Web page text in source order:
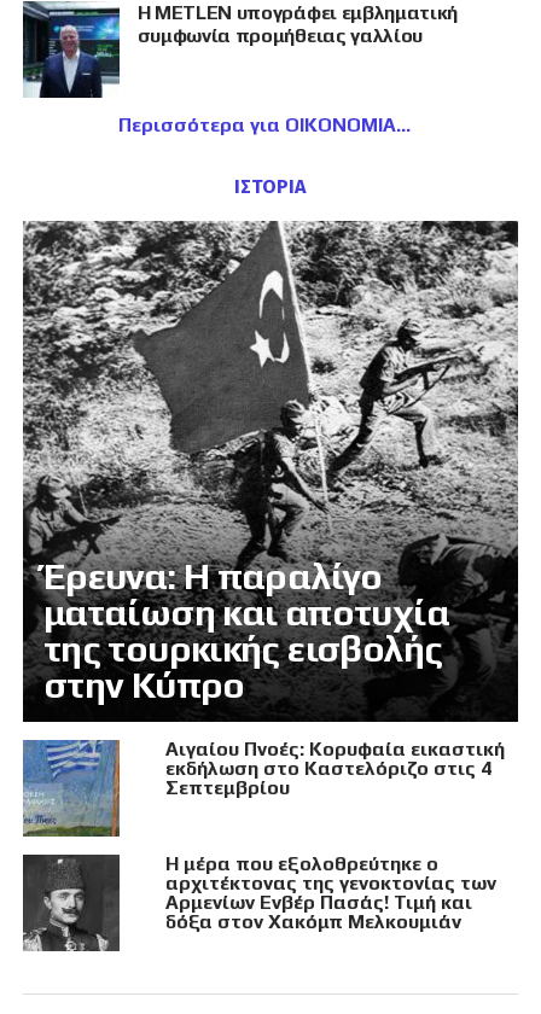
Η METLEN υπογράφει εμβληματική
συμφωνία προμήθειας γαλλίου
Περισσότερα για ΟΙΚΟΝΟΜΙΑ
ΙΣΤΟΡΙΑ
Έρευνα: Η παραλίγο
ματαίωση και αποτυχία
της τουρκικής εισβολής
στην Κύπρο
Αιγαίου Πνοές: Κορυφαία εικαστική
εκδήλωση στο Καστελόριζο στις 4
Σεπτεμβρίου
Η μέρα που εξολοθρεύτηκε ο
αρχιτέκτονας της γενοκτονίας των
Αρμενίων Ενβέρ Πασάς! Τιμή και
δόξα στον Χακόμπ Μελκουμιάν